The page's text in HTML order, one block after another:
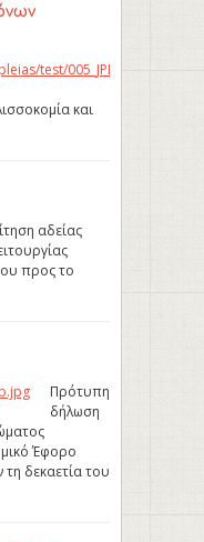
και
αδείας
προς το
Πρότυπη
δήλωση
Έφορο
δεκαετία του